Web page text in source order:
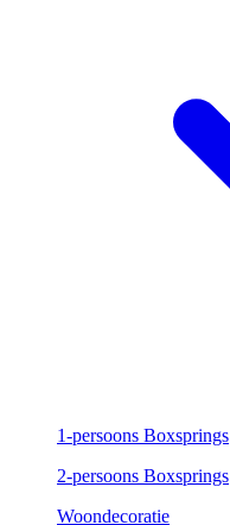
1-persoons Boxsprings
2-persoons Boxsprings
Woondecoratie